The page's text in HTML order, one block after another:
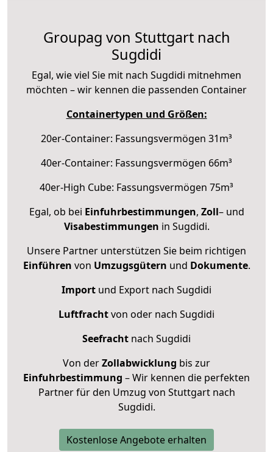
Groupag von Stuttgart nach
Sugdidi
Egal, wie viel Sie mit nach Sugdidi mitnehmen
möchten – wir kennen die passenden Container
Containertypen und Größen:
20er-Container: Fassungsvermögen 31m³
40er-Container: Fassungsvermögen 66m³
40er-High Cube: Fassungsvermögen 75m³
Egal, ob bei Einfuhrbestimmungen, Zoll– und
Visabestimmungen in Sugdidi.
Unsere Partner unterstützen Sie beim richtigen
Einführen von Umzugsgütern und Dokumente.
Import und Export nach Sugdidi
Luftfrachtvon oder nach Sugdidi
Seefracht nach Sugdidi
Von derZollabwicklung bis zur
Einfuhrbestimmung – Wir kennen die perfekten
Partner für den Umzug von Stuttgart nach
Sugdidi.
Kostenlose Angebote erhalten